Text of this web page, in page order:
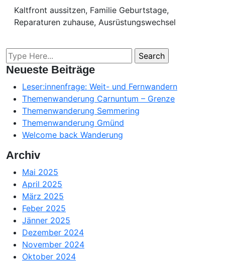
Kaltfront aussitzen, Familie Geburtstage,
Reparaturen zuhause, Ausrüstungswechsel
Neueste Beiträge
Leser:innenfrage: Weit- und Fernwandern
Themenwanderung Carnuntum – Grenze
Themenwanderung Semmering
Themenwanderung Gmünd
Welcome back Wanderung
Archiv
Mai 2025
April 2025
März 2025
Feber 2025
Jänner 2025
Dezember 2024
November 2024
Oktober 2024